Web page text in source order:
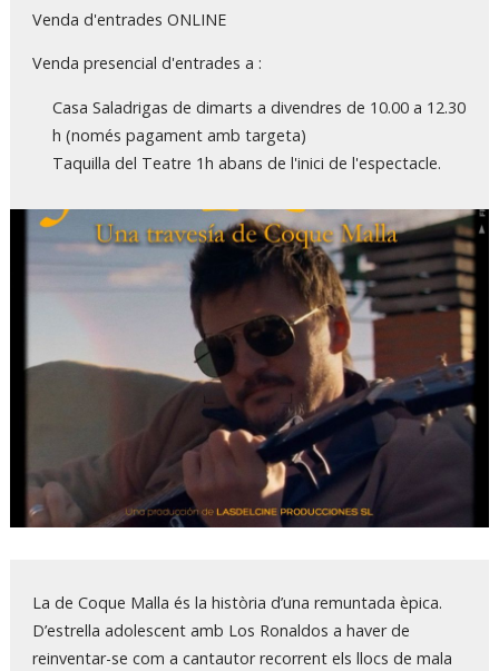
Venda d'entrades ONLINE
Venda presencial d'entrades a :
Casa Saladrigas de dimarts a divendres de 10.00 a 12.30
h (només pagament amb targeta)
Taquilla del Teatre 1h abans de l'inici de l'espectacle.
La de Coque Malla és la història d’una remuntada èpica.
D’estrella adolescent amb Los Ronaldos a haver de
reinventar-se com a cantautor recorrent els llocs de mala